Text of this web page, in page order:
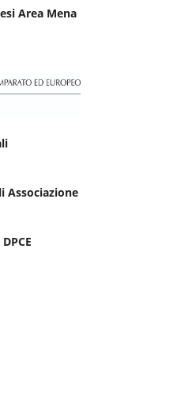
Area Mena
Associazione